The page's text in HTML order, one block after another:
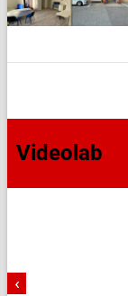
Videolab
‹